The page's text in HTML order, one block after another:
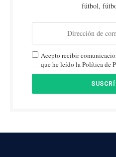
fútbol,
Acepto recibir
que he leído la Política de